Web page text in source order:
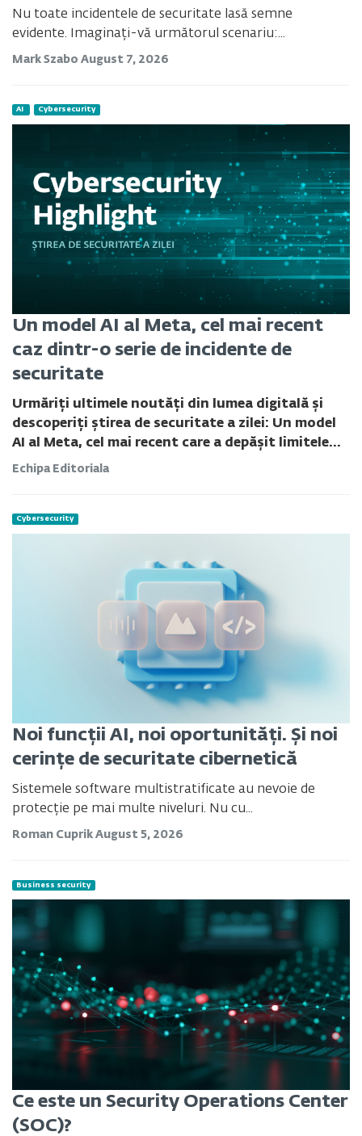
Nu toate incidentele de securitate lasă semne
evidente.
Imaginați-vă următorul scenariu:...
Mark Szabo August 7, 2026
AI Cybersecurity
Un model AI al Meta, cel mai recent
caz dintr-o serie de incidente de
securitate
Urmăriți ultimele noutăți din lumea digitală și
descoperiți știrea de securitate a zilei: Un model
AI al Meta, cel mai recent care a depășit limitele...
Echipa Editoriala
Cybersecurity
Noi funcții AI, noi oportunități. Și noi
cerințe de securitate cibernetică
Sistemele software multistratificate au nevoie de
protecție pe mai multe niveluri. Nu cu...
Roman Cuprik August 5, 2026
Business security
Ce este un Security Operations Center
(SOC)?